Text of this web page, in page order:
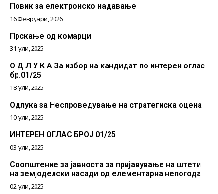
Повик за електронско надавање
16 Февруари, 2026
Прскање од комарци
31 Јули, 2025
О Д Л У К А За избор на кандидат по интерен оглас
бр.01/25
18 Јули, 2025
Одлука за Неспроведување на стратегиска оцена
10 Јули, 2025
ИНТЕРЕН ОГЛАС БРОЈ 01/25
03 Јули, 2025
Соопштение за јавноста за пријавување на штети
на земјоделски насади од елементарна непогода
02 Јули, 2025